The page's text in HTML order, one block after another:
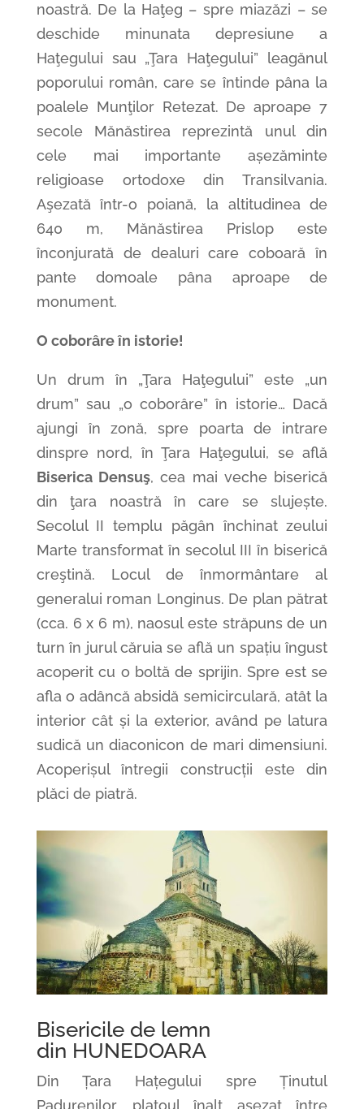
noastră. De la Haţeg – spre miazăzi – se
deschide minunata depresiune a
Haţegului sau „Ţara Haţegului” leagănul
poporului român, care se întinde pâna la
poalele Munţilor Retezat. De aproape 7
secole Mănăstirea reprezintă unul din
cele mai importante așezăminte
religioase ortodoxe din Transilvania.
Aşezată într-o poiană, la altitudinea de
640 m, Mănăstirea Prislop este
înconjurată de dealuri care coboară în
pante domoale pâna aproape de
monument.
O coborâre în istorie!
Un drum în „Ţara Haţegului” este „un
drum” sau „o coborâre” în istorie… Dacă
ajungi în zonă, spre poarta de intrare
dinspre nord, în Ţara Haţegului, se află
Biserica Densuş, cea mai veche biserică
din ţara noastră în care se slujește.
Secolul II templu păgân închinat zeului
Marte transformat în secolul III în biserică
creştină. Locul de înmormântare al
generalui roman Longinus. De plan pătrat
(cca. 6 x 6 m), naosul este străpuns de un
turn în jurul căruia se află un spațiu îngust
acoperit cu o boltă de sprijin. Spre est se
afla o adâncă absidă semicirculară, atât la
interior cât și la exterior, având pe latura
sudică un diaconicon de mari dimensiuni.
Acoperișul întregii construcții este din
plăci de piatră.
Bisericile de lemn
din HUNEDOARA
Din Țara Hațegului spre Ținutul
Padurenilor, platoul înalt așezat între